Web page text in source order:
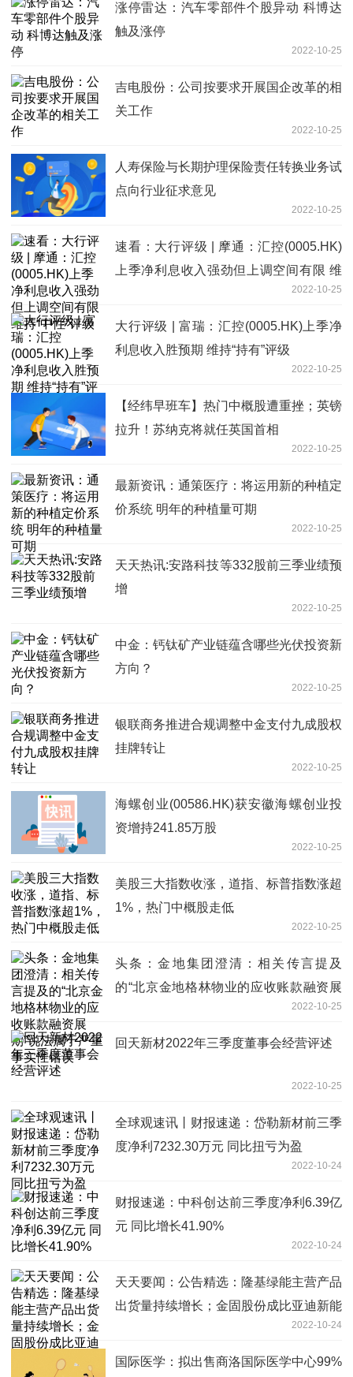
涨停雷达：汽车零部件个股异动 科博达
触及涨停
2022-10-25
吉电股份：公司按要求开展国企改革的相
关工作
2022-10-25
人寿保险与长期护理保险责任转换业务试
点向行业征求意见
2022-10-25
速看：大行评级 | 摩通：汇控(0005.HK)
上季净利息收入强劲但上调空间有限 维
2022-10-25
大行评级 | 富瑞：汇控(0005.HK)上季净
利息收入胜预期 维持“持有”评级
2022-10-25
【经纬早班车】热门中概股遭重挫；英镑
拉升！苏纳克将就任英国首相
2022-10-25
最新资讯：通策医疗：将运用新的种植定
价系统 明年的种植量可期
2022-10-25
天天热讯:安路科技等332股前三季业绩预
增
2022-10-25
中金：钙钛矿产业链蕴含哪些光伏投资新
方向？
2022-10-25
银联商务推进合规调整中金支付九成股权
挂牌转让
2022-10-25
海螺创业(00586.HK)获安徽海螺创业投
资增持241.85万股
2022-10-25
美股三大指数收涨，道指、标普指数涨超
1%，热门中概股走低
2022-10-25
头条：金地集团澄清：相关传言提及
的“北京金地格林物业的应收账款融资展
2022-10-25
回天新材2022年三季度董事会经营评述
2022-10-25
全球观速讯丨财报速递：岱勒新材前三季
度净利7232.30万元 同比扭亏为盈
2022-10-24
财报速递：中科创达前三季度净利6.39亿
元 同比增长41.90%
2022-10-24
天天要闻：公告精选：隆基绿能主营产品
出货量持续增长；金固股份成比亚迪新能
2022-10-24
国际医学：拟出售商洛国际医学中心99%